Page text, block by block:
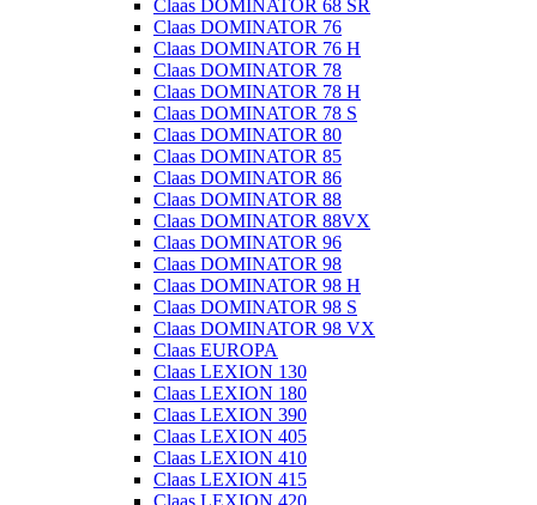
Claas DOMINATOR 68 SR
Claas DOMINATOR 76
Claas DOMINATOR 76 H
Claas DOMINATOR 78
Claas DOMINATOR 78 H
Claas DOMINATOR 78 S
Claas DOMINATOR 80
Claas DOMINATOR 85
Claas DOMINATOR 86
Claas DOMINATOR 88
Claas DOMINATOR 88VX
Claas DOMINATOR 96
Claas DOMINATOR 98
Claas DOMINATOR 98 H
Claas DOMINATOR 98 S
Claas DOMINATOR 98 VX
Claas EUROPA
Claas LEXION 130
Claas LEXION 180
Claas LEXION 390
Claas LEXION 405
Claas LEXION 410
Claas LEXION 415
Claas LEXION 420